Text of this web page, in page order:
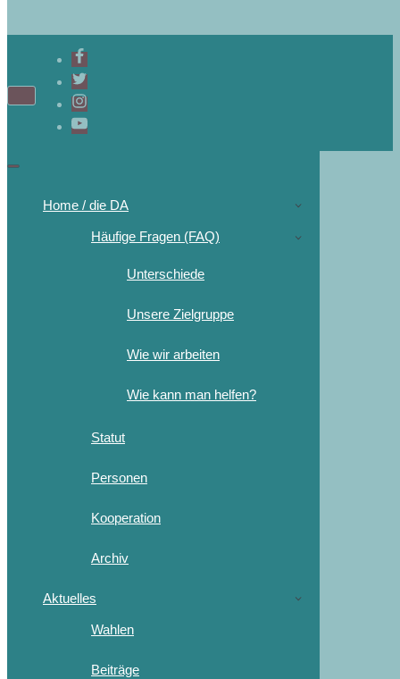
Navigations-
Navigations-
Home / die DA
Häufige Fragen (FAQ)
Unterschiede
Unsere Zielgruppe
Wie wir arbeiten
Wie kann man helfen?
Statut
Personen
Kooperation
Archiv
Aktuelles
Wahlen
Beiträge